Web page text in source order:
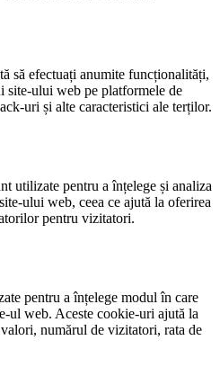
să efectuați anumite funcționalități,
site-ului web pe platformele de
uri și alte caracteristici ale terților.
utilizate pentru a înțelege și analiza
ului web, ceea ce ajută la oferirea
pentru vizitatori.
pentru a înțelege modul în care
ul web. Aceste cookie-uri ajută la
numărul de vizitatori, rata de